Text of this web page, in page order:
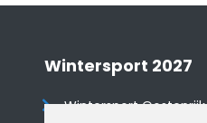
Wintersport 2027
Wintersport Oostenrijk